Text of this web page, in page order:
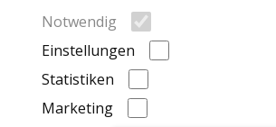
Notwendig
Einstellungen
Statistiken
Marketing
Suche
Automarken
Kürzlich angesehene Anzeigen